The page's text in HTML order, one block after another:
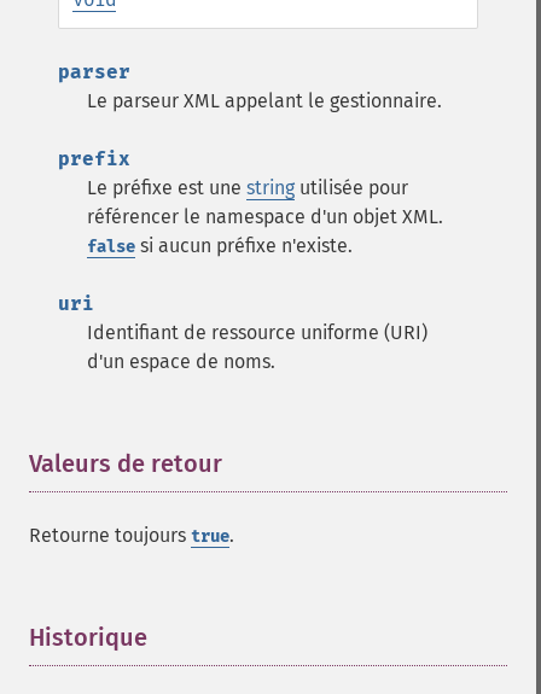
parser
Le parseur XML appelant le gestionnaire.
prefix
Le préfixe est une string utilisée pour
référencer le namespace d'un objet XML.
false si aucun préfixe n'existe.
uri
Identifiant de ressource uniforme (URI)
d'un espace de noms.
Valeurs de retour
Retourne toujours true.
Historique